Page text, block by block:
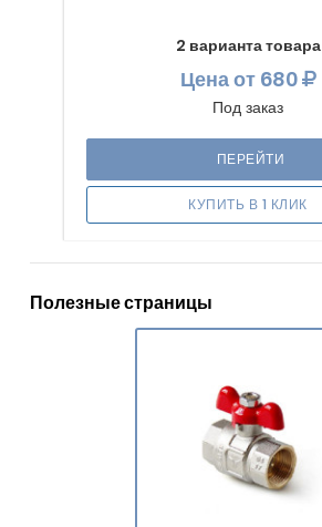
2 варианта товара
Ценаот 680
Под заказ
ПЕРЕЙТИ
КУПИТЬ В 1 КЛИК
Полезные страницы